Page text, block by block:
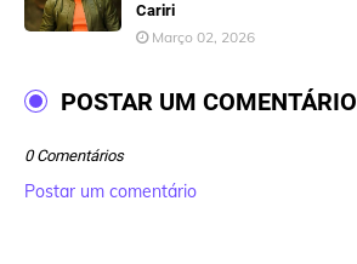
Cariri
Março 02, 2026
POSTAR UM COMENTÁRIO
0 Comentários
Postar um comentário